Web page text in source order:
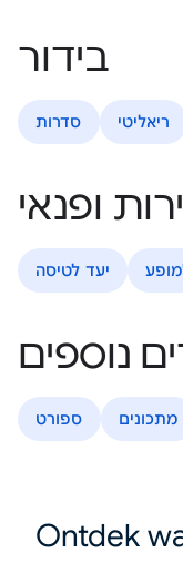
בידור
סדרות ריאליטי
ופנאי
יעד לטיסה
נוספים
ספורט מתכונים
Ontdek